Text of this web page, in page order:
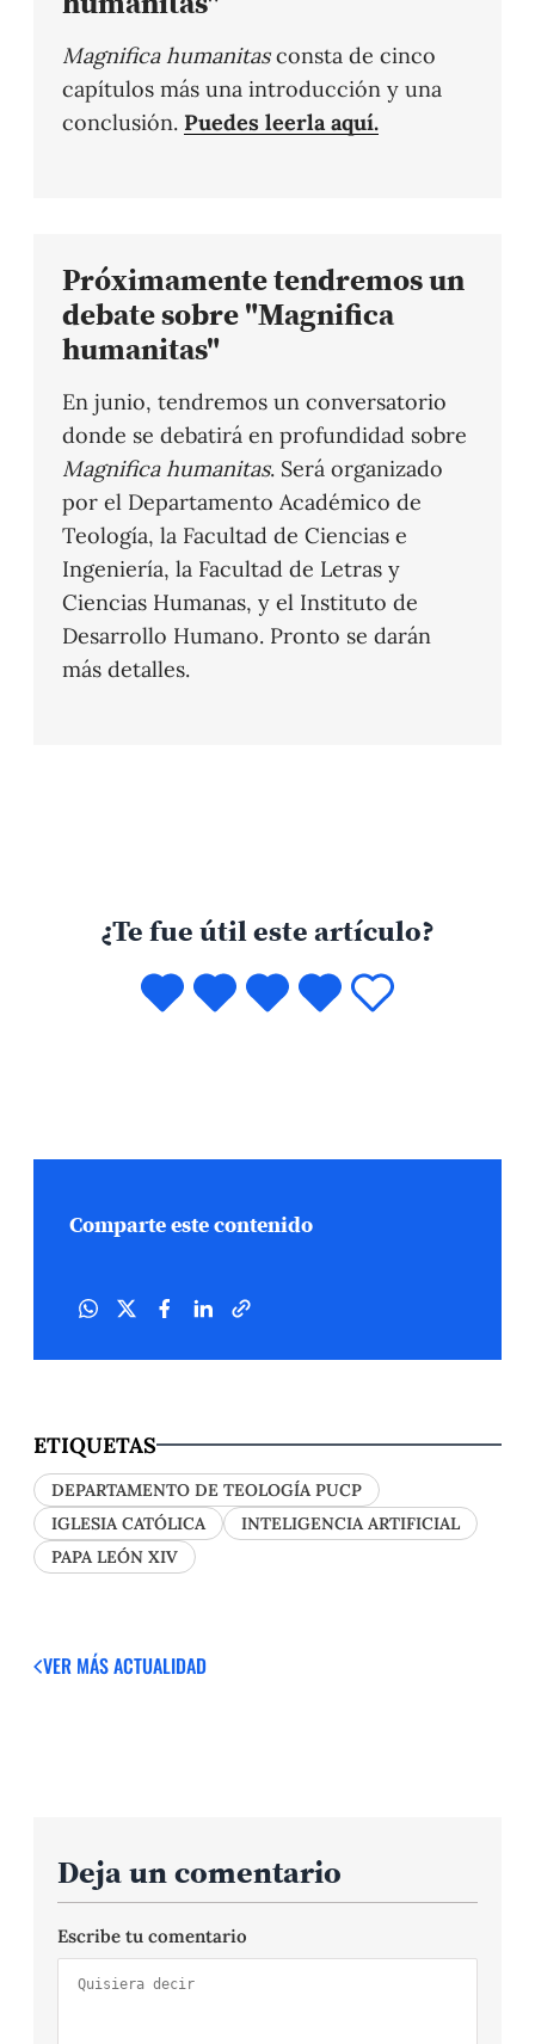
Magnifica humanitasconsta de cinco
capítulos más una introducción y una
conclusión. Puedes leerla aquí.
Próximamente tendremos un
debate sobre "Magnifica
humanitas"
En junio, tendremos un conversatorio
donde se debatirá en profundidad sobre
Magnifica humanitas. Será organizado
por el Departamento Académico de
Teología, la Facultad de Ciencias e
Ingeniería, la Facultad de Letras y
Ciencias Humanas, y el Instituto de
Desarrollo Humano. Pronto se darán
más detalles.
¿Te fue útil este artículo?
Comparte este contenido
ETIQUETAS
DEPARTAMENTO DE TEOLOGÍA PUCP
IGLESIA CATÓLICA
INTELIGENCIA ARTIFICIAL
PAPA LEÓN XIV
VER MÁSACTUALIDAD
Deja un comentario
Escribe tu comentario